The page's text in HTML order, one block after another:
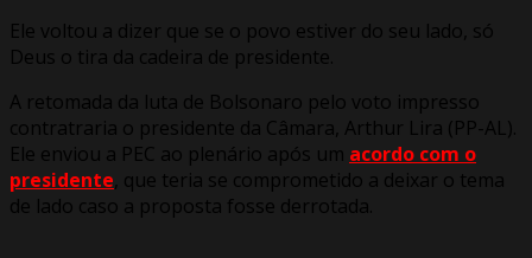
Ele voltou a dizer que se o povo estiver do seu lado, só
Deus o tira da cadeira de presidente.
A retomada da luta de Bolsonaro pelo voto impresso
contratraria o presidente da Câmara, Arthur Lira (PP-AL).
Ele enviou a PEC ao plenário após um acordo com o
presidente , que teria se comprometido a deixar o tema
de lado caso a proposta fosse derrotada.